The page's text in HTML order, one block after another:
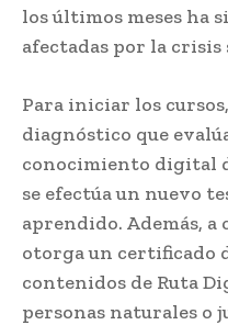
los últimos meses ha
afectadas por la
Para iniciar los
diagnóstico que
conocimiento digital
se efectúa un nuevo
aprendido. Además,
otorga un certificado
contenidos de Ruta
personas naturales o